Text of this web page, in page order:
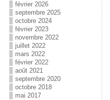
février 2026
septembre 2025
octobre 2024
février 2023
novembre 2022
juillet 2022
mars 2022
février 2022
août 2021
septembre 2020
octobre 2018
mai 2017